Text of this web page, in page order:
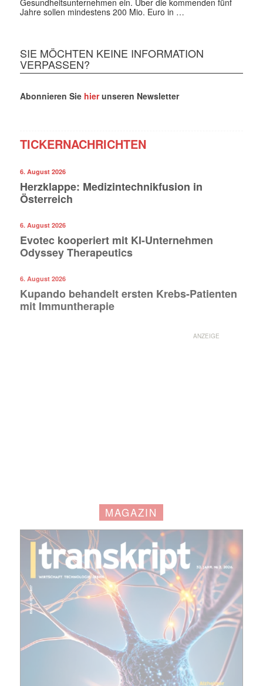
Mit dem |transkript-Newsletter
E-
Mail
(erforderlich)
Jahre sollen mindestens 200 Mio. Euro in …
SIE MÖCHTEN KEINE INFORMATION
VERPASSEN?
Abonnieren Sie hierunseren Newsletter
TICKERNACHRICHTEN
6. August 2026
Herzklappe: Medizintechnikfusion in
Österreich
6. August 2026
Evotec kooperiert mit KI-Unternehmen
Odyssey Therapeutics
6. August 2026
Kupando behandelt ersten Krebs-Patienten
mit Immuntherapie
ANZEIGE
MAGAZIN